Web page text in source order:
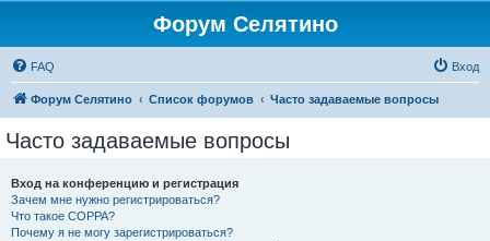
Форум Селятино
FAQ Вход
Форум Селятино Список форумов Часто задаваемые вопросы
Часто задаваемые вопросы
Вход на конференцию и регистрация
Зачем мне нужно регистрироваться?
Что такое COPPA?
Почему я не могу зарегистрироваться?